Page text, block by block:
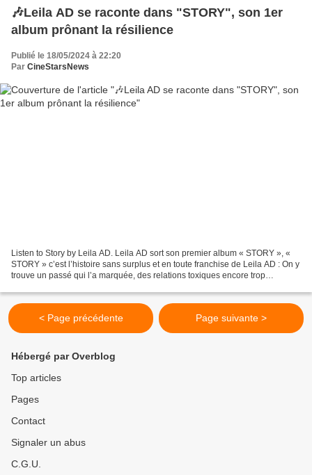
🎶Leila AD se raconte dans "STORY", son 1er
album prônant la résilience
Publié le 18/05/2024 à 22:20
Par CineStarsNews
Listen to Story by Leila AD. Leila AD sort son premier album « STORY », «
STORY » c’est l’histoire sans surplus et en toute franchise de Leila AD : On y
trouve un passé qui l’a marquée, des relations toxiques encore trop
< Page précédente Page suivante >
Hébergé par Overblog
Top articles
Pages
Contact
Signaler un abus
C.G.U.